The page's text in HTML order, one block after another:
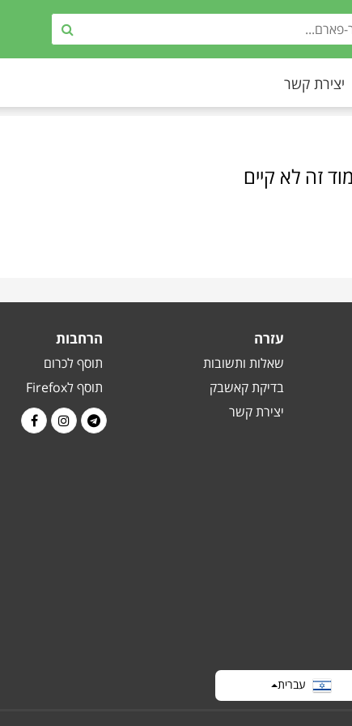
יצירת קשר
זה לא קיים
עזרה
שאלות ותשובות
בדיקת קאשבק
יצירת קשר
הרחבות
תוסף לכרום
תוסף לFirefox
עברית